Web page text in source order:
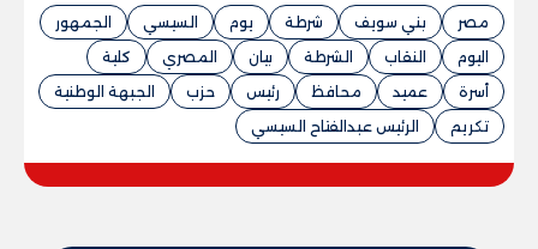
مصر بني سويف شرطة يوم السيسي
الجمهور
اليوم
النقاب الشرطة بيان المصري
كلية
أسرة
عميد محافظ رئيس حزب
الجبهة الوطنية
تكريم
الرئيس عبدالفتاح السيسي